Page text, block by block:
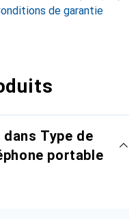
de garantie
Type de
portable